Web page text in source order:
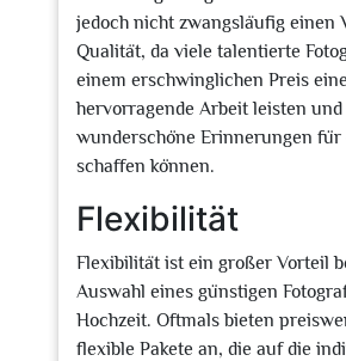
jedoch nicht zwangsläufig einen
Qualität, da viele talentierte
einem erschwinglichen Preis eine
hervorragende Arbeit leisten und
wunderschöne Erinnerungen für
schaffen können.
Flexibilität
Flexibilität ist ein großer Vorteil
Auswahl eines günstigen
Hochzeit. Oftmals bieten
flexible Pakete an, die auf die